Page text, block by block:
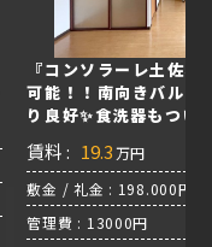
『コンソラーレ土佐堀
可能！！南向きバルコ
り良好✨食洗器もつい
賃料 : 19.3 万円
敷金 / 礼金 : 198.000円 /
管理費 : 13000円